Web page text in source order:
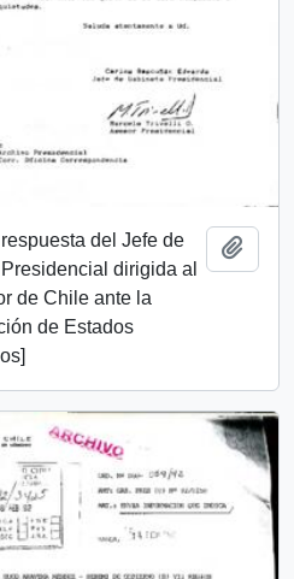
del Jefe de
dirigida al
de Chile ante la
de Estados